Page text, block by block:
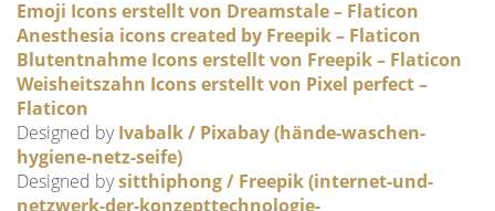
Emoji Icons erstellt von Dreamstale – Flaticon
Anesthesia icons created by Freepik – Flaticon
Blutentnahme Icons erstellt von Freepik – Flaticon
Weisheitszahn Icons erstellt von Pixel perfect –
Flaticon
Designed byIvabalk / Pixabay (hände-waschen-
hygiene-netz-seife)
Designed bysitthiphong / Freepik (internet-und-
netzwerk-der-konzepttechnologie-